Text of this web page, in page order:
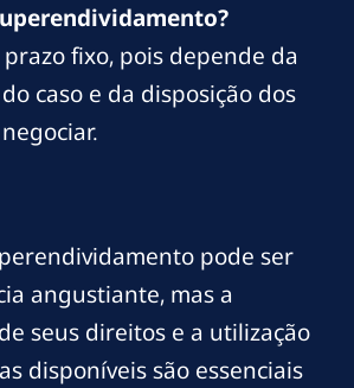
fixo, pois depende da
caso e da disposição dos
pode ser
angustiante, mas a
seus direitos e a utilização
disponíveis são essenciais